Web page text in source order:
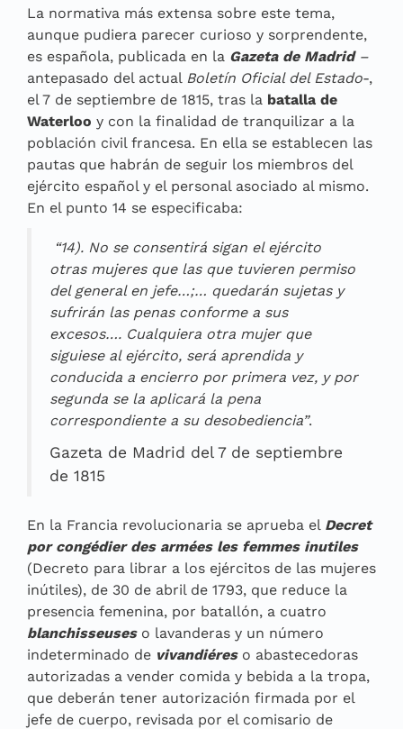
La normativa más extensa sobre este tema,
aunque pudiera parecer curioso y sorprendente,
es española, publicada en la Gazeta de Madrid–
antepasado del actual Boletín Oficial del Estado-,
el 7 de septiembre de 1815, tras la batalla de
Waterloo y con la finalidad de tranquilizar a la
población civil francesa. En ella se establecen las
pautas que habrán de seguir los miembros del
ejército español y el personal asociado al mismo.
En el punto 14 se especificaba:
“14). No se consentirá sigan el ejército
otras mujeres que las que tuvieren permiso
del general en jefe…;… quedarán sujetas y
sufrirán las penas conforme a sus
excesos…. Cualquiera otra mujer que
siguiese al ejército, será aprendida y
conducida a encierro por primera vez, y por
segunda se la aplicará la pena
correspondiente a su desobediencia”.
Gazeta de Madrid del 7 de septiembre
de 1815
En la Francia revolucionaria se aprueba el Decret
por congédier des armées les femmes inutiles
(Decreto para librar a los ejércitos de las mujeres
inútiles), de 30 de abril de 1793, que reduce la
presencia femenina, por batallón, a cuatro
blanchisseuses o lavanderas y un número
indeterminado de vivandiéres o abastecedoras
autorizadas a vender comida y bebida a la tropa,
que deberán tener autorización firmada por el
jefe de cuerpo, revisada por el comisario de